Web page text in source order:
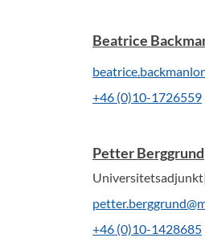
Beatrice
+46 (0)10-1726559
Petter Berggrund
+46 (0)10-1428685